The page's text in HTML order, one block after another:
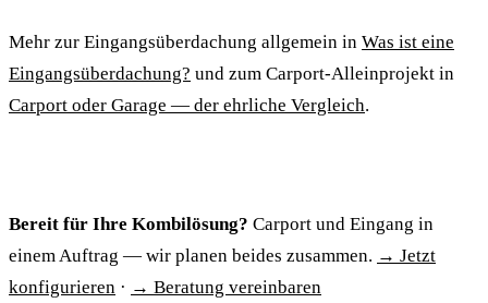
Mehr zur Eingangsüberdachung allgemein in Was ist eine
Eingangsüberdachung? und zum Carport-Alleinprojekt in
Carport oder Garage — der ehrliche Vergleich.
Bereit für Ihre Kombilösung? Carport und Eingang in
einem Auftrag — wir planen beides zusammen. → Jetzt
konfigurieren · → Beratung vereinbaren